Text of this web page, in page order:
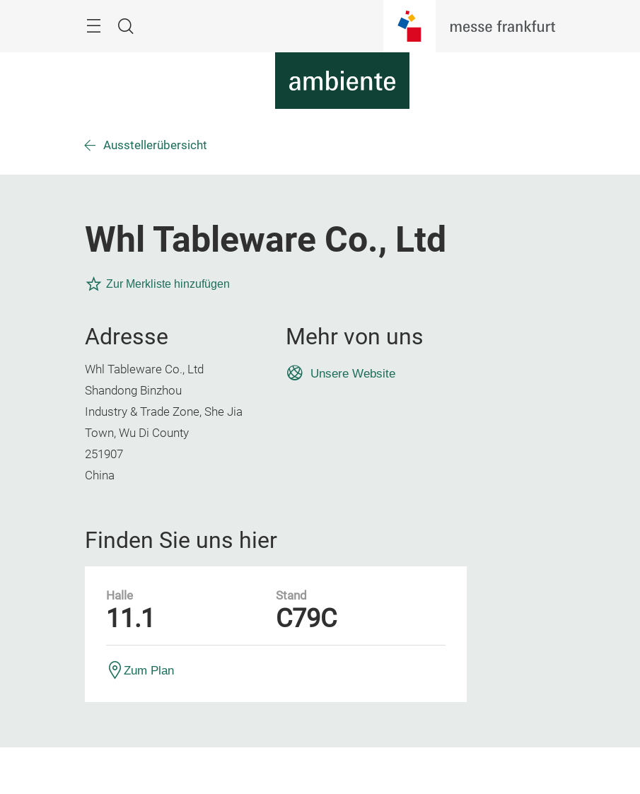
Suche
Ausstellerübersicht
Whl Tableware Co., Ltd
Zur Merkliste hinzufügen
Adresse
Whl Tableware Co., Ltd
Shandong Binzhou
Industry & Trade Zone, She Jia
Town, Wu Di County
251907
China
Mehr von uns
Unsere Website
Finden Sie uns hier
Halle
11.1
Stand
C79C
Zum Plan